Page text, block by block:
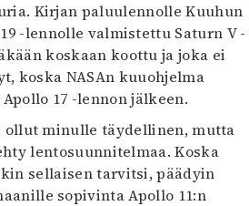
Kirjan paluulennolle Kuuhun
-lennolle valmistettu Saturn V -
koskaan koottu ja joka ei
koska NASAn kuuohjelma
17 -lennon jälkeen.
ollut minulle täydellinen, mutta
lentosuunnitelmaa. Koska
sellaisen tarvitsi, päädyin
sopivinta Apollo 11:n